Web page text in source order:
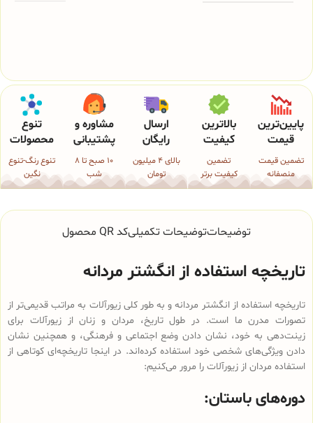
پایین‌ترین
قیمت
تضمین قیمت
منصفانه
بالاترین
کیفیت
تضمین
کیفیت برتر
ارسال
رایگان
بالای 4 میلیون
تومان
مشاوره و
پشتیبانی
10 صبح تا 8
شب
تنوع
محصولات
تنوع رنگ-تنوع
نگین
توضیحاتتوضیحات تکمیلیکد QR محصول
تاریخچه استفاده از انگشتر مردانه
تاریخچه استفاده از انگشتر مردانه و به طور کلی زیورآلات به مراتب قدیمی‌تر از
تصورات مدرن ما است. در طول تاریخ، مردان و زنان از زیورآلات برای
زینت‌دهی به خود، نشان دادن وضع اجتماعی و فرهنگی، و همچنین نشان
دادن ویژگی‌های شخصی خود استفاده کرده‌اند. در اینجا تاریخچه‌ای کوتاهی از
استفاده مردان از زیورآلات را مرور می‌کنیم:
دوره‌های باستان: